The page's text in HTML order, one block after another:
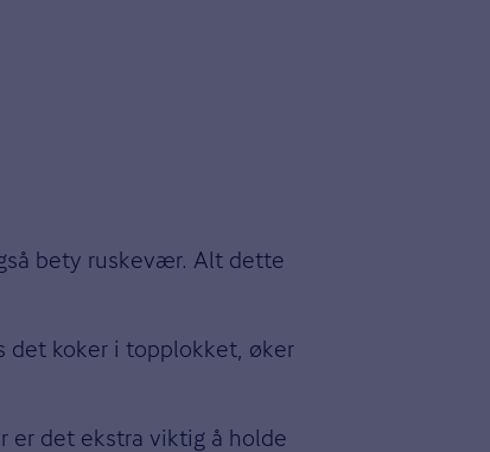
bety ruskevær. Alt dette
det koker i topplokket, øker
er det ekstra viktig å holde